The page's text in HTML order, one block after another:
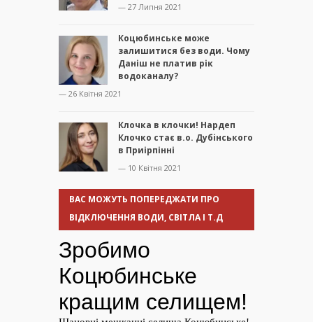
— 27 Липня 2021
Коцюбинське може
залишитися без води. Чому
Даніш не платив рік
водоканалу?
— 26 Квітня 2021
Клочка в клочки! Нардеп
Клочко стає в.о. Дубінського
в Приірпінні
— 10 Квітня 2021
ВАС МОЖУТЬ ПОПЕРЕДЖАТИ ПРО
ВІДКЛЮЧЕННЯ ВОДИ, СВІТЛА І Т.Д